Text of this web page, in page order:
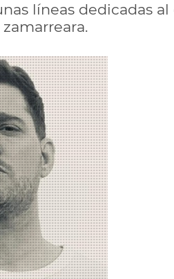
líneas dedicadas al